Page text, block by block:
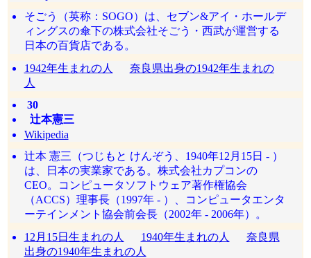
そごう（英称：SOGO）は、セブン&アイ・ホールデ
ィングスの傘下の株式会社そごう・西武が運営する
日本の百貨店である。
1942年生まれの人
奈良県出身の1942年生まれの
人
30
辻本憲三
Wikipedia
辻本 憲三（つじもと けんぞう、1940年12月15日 - ）
は、日本の実業家である。株式会社カプコンの
CEO。コンピュータソフトウェア著作権協会
（ACCS）理事長（1997年 - ）、コンピュータエンタ
ーテインメント協会前会長（2002年 - 2006年）。
12月15日生まれの人
1940年生まれの人
奈良県
出身の1940年生まれの人